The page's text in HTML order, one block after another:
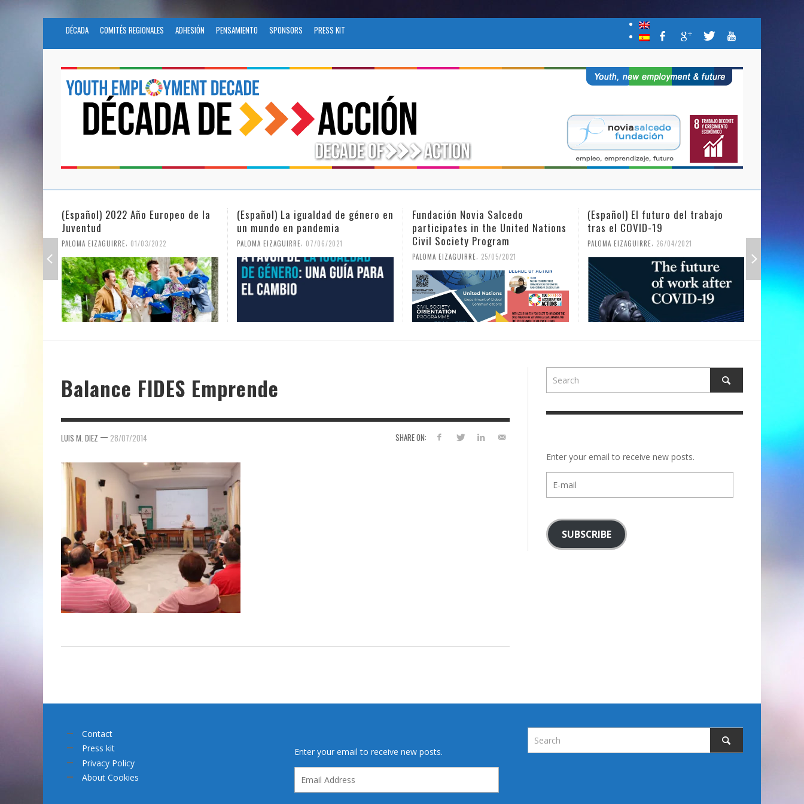
DÉCADA COMITÉS REGIONALES ADHESIÓN PENSAMIENTO SPONSORS PRESS KIT
(Español) 2022 Año Europeo de la
Juventud
PALOMA EIZAGUIRRE 01/03/2022
(Español) La igualdad de género en
un mundo en pandemia
PALOMA EIZAGUIRRE 07/06/2021
Fundación Novia Salcedo
participates in the United Nations
Civil Society Program
PALOMA EIZAGUIRRE 25/05/2021
(Español) El futuro del trabajo
tras el COVID-19
PALOMA EIZAGUIRRE 26/04/2021
Balance FIDES Emprende
SHARE ON:
LUIS M. DIEZ — 28/07/2014
Enter your email to receive new posts.
mail
SUBSCRIBE
Contact
Press kit
Privacy Policy
About Cookies
Enter your email to receive new posts.
Address